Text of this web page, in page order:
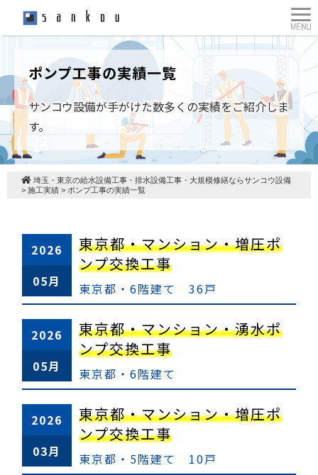
ポンプ工事の実績一覧
サンコウ設備が手がけた数多くの実績をご紹介しま
す。
埼玉・東京の給水設備工事・排水設備工事・大規模修繕ならサンコウ設備
> 施工実績 > ポンプ工事の実績一覧
2026
05月
東京都・マンション・増圧ポ
ンプ交換工事
東京都・6階建て 36戸
2026
05月
東京都・マンション・湧水ポ
ンプ交換工事
東京都・6階建て
2026
03月
東京都・マンション・増圧ポ
ンプ交換工事
東京都・5階建て 10戸